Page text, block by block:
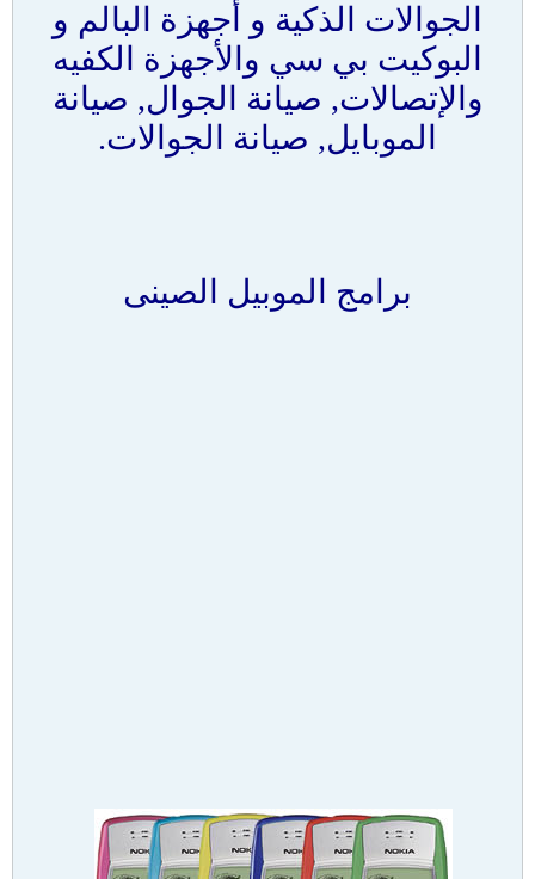
الجوالات الذكية و أجهزة البالم و
البوكيت بي سي والأجهزة الكفيه
والإتصالات, صيانة الجوال, صيانة
الموبايل, صيانة الجوالات.
برامج الموبيل الصينى